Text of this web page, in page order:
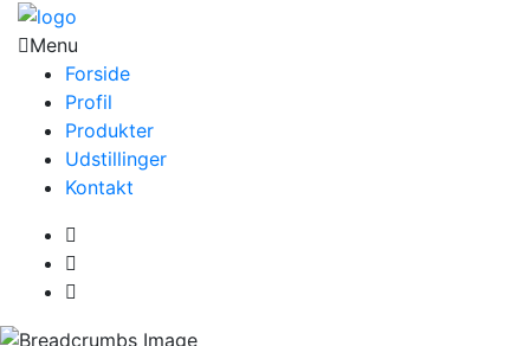
Menu
Forside
Profil
Produkter
Udstillinger
Kontakt